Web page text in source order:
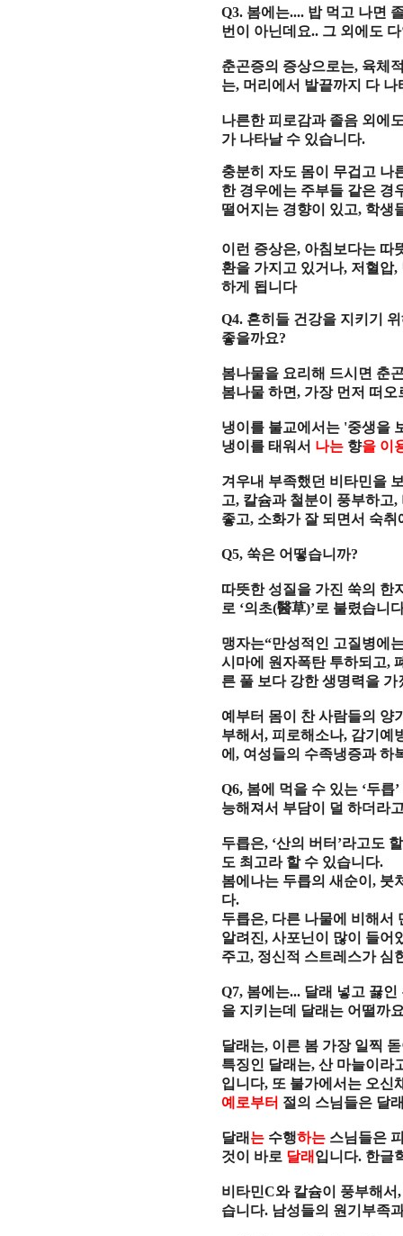
Q3. 봄에는.... 밥 먹고 나면
번이 아닌데요.. 그 외에도
춘곤증의 증상으로는, 육체
는, 머리에서 발끝까지 다 나
나른한 피로감과 졸음 외에
가 나타날 수 있습니다.
충분히 자도 몸이 무겁고 나
한 경우에는 주부들 같은 경
떨어지는 경향이 있고, 학생
이런 증상은, 아침보다는 따
환을 가지고 있거나, 저혈압,
하게 됩니다
Q4. 흔히들 건강을 지키기
좋을까요?
봄나물을 요리해 드시면 춘
봄나물 하면, 가장 먼저 떠오
냉이를 불교에서는 '중생을
냉이를 태워서 나는 향을 이
겨우내 부족했던 비타민을
고, 칼슘과 철분이 풍부하고,
좋고, 소화가 잘 되면서 숙취
Q5, 쑥은 어떻습니까?
따뜻한 성질을 가진 쑥의 한
로 ‘의초(醫草)’로 불렸습니
맹자는“만성적 인 고질병에
시마에 원자폭탄 투하되고,
른 풀 보다 강한 생명력을 가
예부터 몸이 찬 사람들의 양
부해서,피로해소나, 감기예
에, 여성들의 수족냉증과 하
Q6, 봄에 먹을 수 있는 ‘두릅’
능해져서 부담이 덜 하더라
두릅은, ‘산의 버터 ’라고도
도 최고라 할 수 있습니다.
봄에나는 두릅의 새순이, 붓
다.
두릅은, 다른 나물에 비해서
알려진,사포닌이 많이 들어
주고, 정신적 스트레스가 심
Q7, 봄에는... 달래 넣고 끓인
을 지키는데 달래는 어떨까
달래는, 이른 봄 가장 일찍
특징인 달래는,산 마늘이라
입니다, 또 불가에서는 오신
예로부터 절의 스님들은 달
달래 는 수행하는 스님들은
것이 바로 달래 입니다. 한글
비타민C와 칼슘이 풍부해서
습니다. 남성들의 원기부족